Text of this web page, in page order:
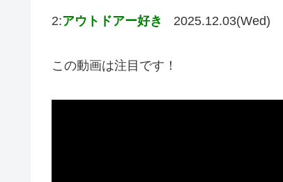
2:アウトドアー好き 2025.12.03(Wed)
この動画は注目です！